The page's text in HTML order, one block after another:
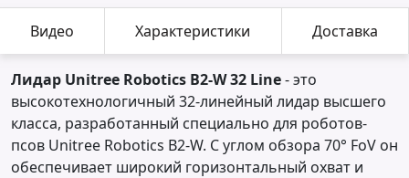
Видео Характеристики Доставка
Лидар Unitree Robotics B2-W 32 Line- это
высокотехнологичный 32-линейный лидар высшего
класса, разработанный специально для роботов-
псов Unitree Robotics B2-W. С углом обзора 70° FoV он
обеспечивает широкий горизонтальный охват и